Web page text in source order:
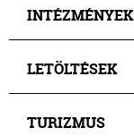
INTÉZMÉNYEK
LETÖLTÉSEK
TURIZMUS